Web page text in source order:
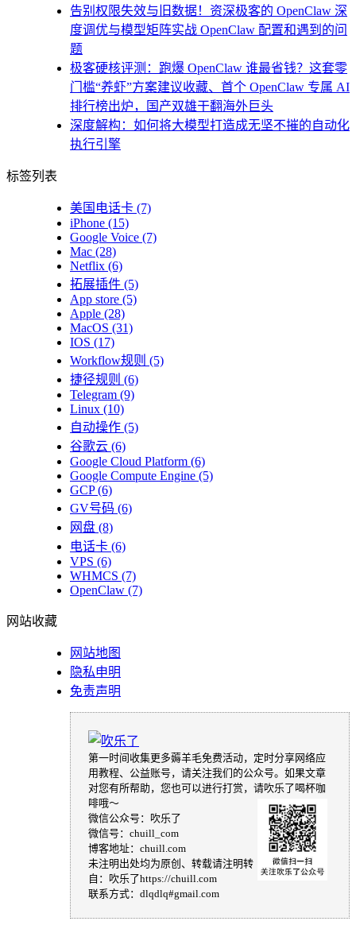
告别权限失效与旧数据！资深极客的 OpenClaw 深
度调优与模型矩阵实战 OpenClaw 配置和遇到的问
题
极客硬核评测：跑爆 OpenClaw 谁最省钱？这套零
门槛“养虾”方案建议收藏、首个 OpenClaw 专属 AI
排行榜出炉，国产双雄干翻海外巨头
深度解构：如何将大模型打造成无坚不摧的自动化
执行引擎
标签列表
美国电话卡 (7)
iPhone (15)
Google Voice (7)
Mac (28)
Netflix (6)
拓展插件 (5)
App store (5)
Apple (28)
MacOS (31)
IOS (17)
Workflow规则 (5)
捷径规则 (6)
Telegram (9)
Linux (10)
自动操作 (5)
谷歌云 (6)
Google Cloud Platform (6)
Google Compute Engine (5)
GCP(6)
GV号码 (6)
网盘 (8)
电话卡 (6)
VPS (6)
WHMCS (7)
OpenClaw (7)
网站收藏
网站地图
隐私申明
免责声明
第一时间收集更多薅羊毛免费活动，定时分享网络应
用教程、公益账号，请关注我们的公众号。如果文章
对您有所帮助，您也可以进行打赏，请吹乐了喝杯咖
啡哦～
微信公众号：吹乐了
微信号：chuill_com
博客地址：chuill.com
未注明出处均为原创、转载请注明转
自：吹乐了https://chuill.com
联系方式：dlqdlq#gmail.com